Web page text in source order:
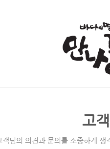
고
객님의 의견과 문의를 소중하게 생